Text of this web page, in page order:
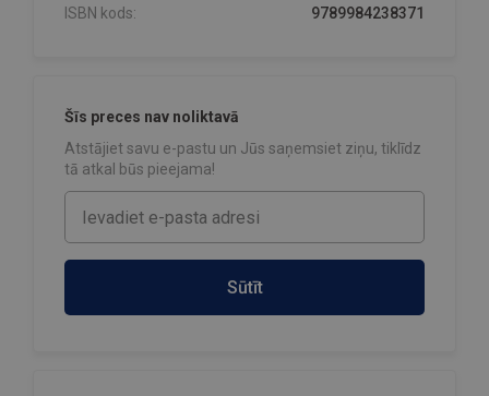
ISBN kods: 9789984238371
Šīs preces nav noliktavā
Atstājiet savu e-pastu un Jūs saņemsiet ziņu, tiklīdz
tā atkal būs pieejama!
Sūtīt